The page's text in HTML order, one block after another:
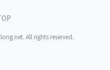
All rights reserved.